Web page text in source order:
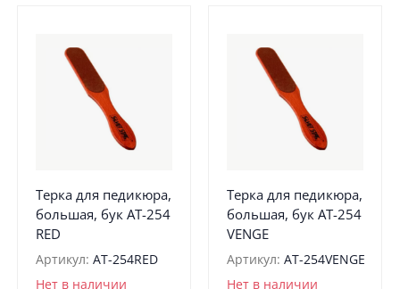
Терка для педикюра,
большая, бук АТ-254
RED
Артикул: АТ-254RED
Нет в наличии
Терка для педикюра,
большая, бук АТ-254
VENGE
Артикул: АТ-254VENGE
Нет в наличии